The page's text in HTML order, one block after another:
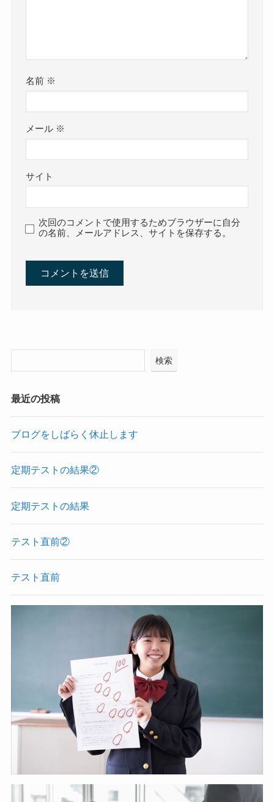
名前 ※
メール ※
サイト
次回のコメントで使用するためブラウザーに自分
の名前、メールアドレス、サイトを保存する。
検索
最近の投稿
ブログをしばらく休止します
定期テストの結果②
定期テストの結果
テスト直前②
テスト直前